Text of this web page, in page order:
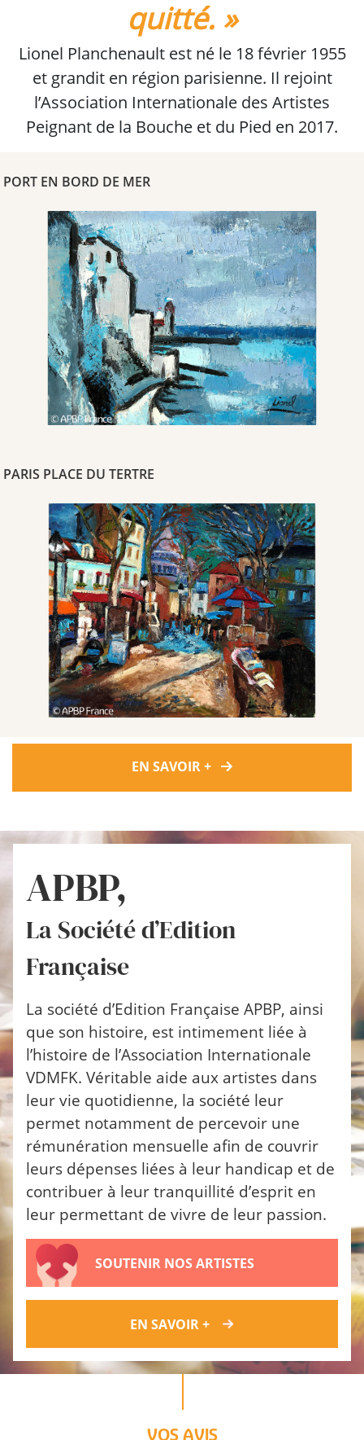
PORT EN BORD DE MER
PARIS PLACE DU TERTRE
quitté. »
Lionel Planchenault est né le 18 février 1955
et grandit en région parisienne. Il rejoint
l’Association Internationale des Artistes
Peignant de la Bouche et du Pied en 2017.
EN SAVOIR +
APBP,
La Société d’Edition
Française
La société d’Edition Française APBP, ainsi
que son histoire, est intimement liée à
l’histoire de l’Association Internationale
VDMFK. Véritable aide aux artistes dans
leur vie quotidienne, la société leur
permet notamment de percevoir une
rémunération mensuelle afin de couvrir
leurs dépenses liées à leur handicap et de
contribuer à leur tranquillité d’esprit en
leur permettant de vivre de leur passion.
SOUTENIR NOS ARTISTES
EN SAVOIR +
VOS AVIS